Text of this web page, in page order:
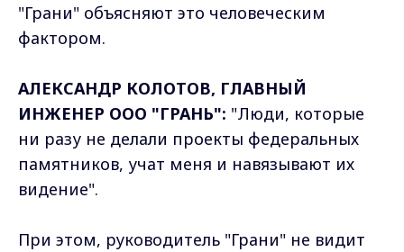
"Грани" объясняют это человеческим
фактором.
АЛЕКСАНДР КОЛОТОВ, ГЛАВНЫЙ
ИНЖЕНЕР ООО "ГРАНЬ": "Люди, которые
ни разу не делали проекты федеральных
памятников, учат меня и навязывают их
видение".
При этом, руководитель "Грани" не видит